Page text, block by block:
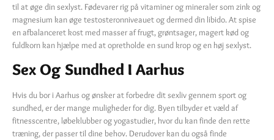
til at øge din sexlyst. Fødevarer rig på vitaminer og mineraler som zink og
magnesium kan øge testosteronniveauet og dermed din libido. At spise
en afbalanceret kost med masser af frugt, grøntsager, magert kød og
fuldkorn kan hjælpe med at opretholde en sund krop og en høj sexlyst.
Sex Og Sundhed I Aarhus
Hvis du bor i Aarhus og ønsker at forbedre dit sexliv gennem sport og
sundhed, er der mange muligheder for dig. Byen tilbyder et væld af
fitnesscentre, løbeklubber og yogastudier, hvor du kan finde den rette
træning, der passer til dine behov. Derudover kan du også finde